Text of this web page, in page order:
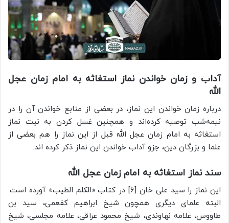
آداب و زمان خواندن نماز استغاثه به امام زمان عجل
الله
درباره زمان خواندن این نماز، در بعضی از منابع خواندن آن را در
نیمه‌شب توصیه کرده‌اند و همچنین غسل کردن به نیت نماز
استغاثه به امام زمان عجل الله قبل از این نماز را هم بعضی از
علما و بزرگان دین، جزو آداب خواندن این نماز ذکر کرده اند.
سند نماز استغاثه به امام زمان عجل الله
این نماز را سید علی ‌خان [6] در کتاب «الکلم الطیب» آورده است.
البته علمای دیگری همچون شیخ ابراهیم کفعمی، سید بن
طاووس، علامه نهاوندی، شیخ محمود عراقی، علامه مجلسی، شیخ